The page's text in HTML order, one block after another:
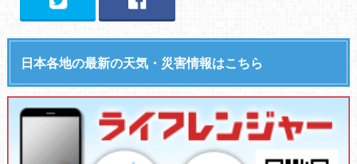
日本各地の最新の天気・災害情報はこちら